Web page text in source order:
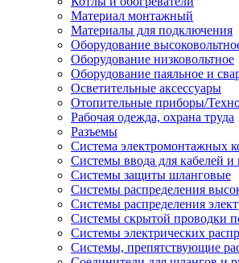
Материал монтажный
Материалы для подключения
Оборудование
Оборудование низковольтное
Оборудование паяльное и
Осветительные аксессуары
Отопительные приборы/
Рабочая одежда, охрана труда
Разъемы
Система электромонтажных
Системы ввода для кабелей и
Системы защиты шланговые
Системы распределения
Системы распределения
Системы скрытой проводки
Системы электрических
Системы, препятствующие